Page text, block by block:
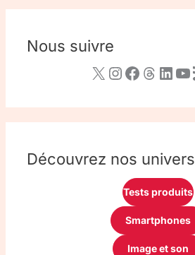
Nous suivre
Découvrez nos univers
Tests produits
Smartphones
Image et son